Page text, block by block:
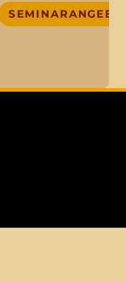
SEMINARANGEBOT